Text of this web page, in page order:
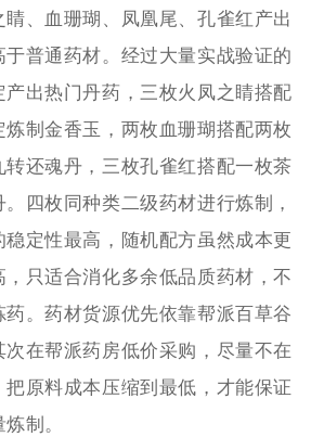
、血珊瑚、凤凰尾、孔雀红产出
普通药材。经过大量实战验证的
产出热门丹药，三枚火凤之睛搭配
制金香玉，两枚血珊瑚搭配两枚
转还魂丹，三枚孔雀红搭配一枚茶
四枚同种类二级药材进行炼制，
定性最高，随机配方虽然成本更
只适合消化多余低品质药材，不
。药材货源优先依靠帮派百草谷
在帮派药房低价采购，尽量不在
原料成本压缩到最低，才能保证
制。